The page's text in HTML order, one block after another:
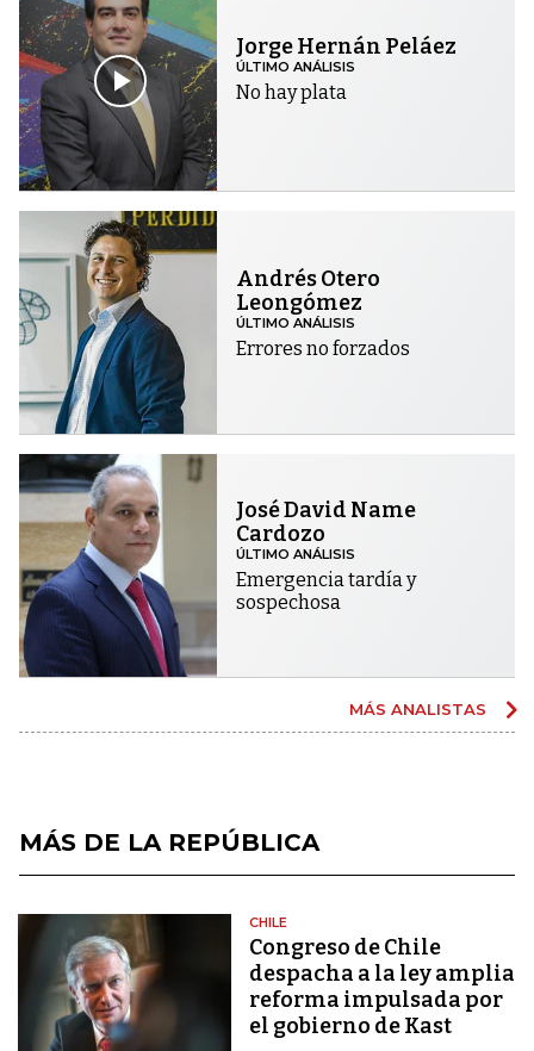
Jorge Hernán Peláez
ÚLTIMO ANÁLISIS
No hay plata
Andrés Otero
Leongómez
ÚLTIMO ANÁLISIS
Errores no forzados
José David Name
Cardozo
ÚLTIMO ANÁLISIS
Emergencia tardía y
sospechosa
MÁS ANALISTAS
MÁS DE LA REPÚBLICA
CHILE
Congreso de Chile
despacha a la ley amplia
reforma impulsada por
el gobierno de Kast